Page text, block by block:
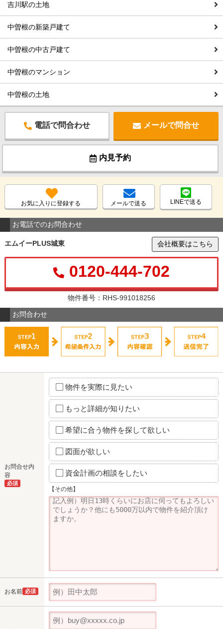
吉川駅の土地
中曽根の新築戸建て
中曽根の中古戸建て
中曽根のマンション
中曽根の土地
電話で問合わせ メールで問合せ
内見予約
お気に入りに登録する メールで送る LINEで送る
お電話でのお問合わせ
エムイーPLUS城東 会社概要はこちら
0120-444-702
物件番号：RHS-991018256
お問合わせ
お問合せ内
容
必須
物件を実際に見たい
もっと詳細が知りたい
希望に合う物件を探して欲しい
図面が欲しい
資金計画の相談をしたい
【その他】
お名前 必須